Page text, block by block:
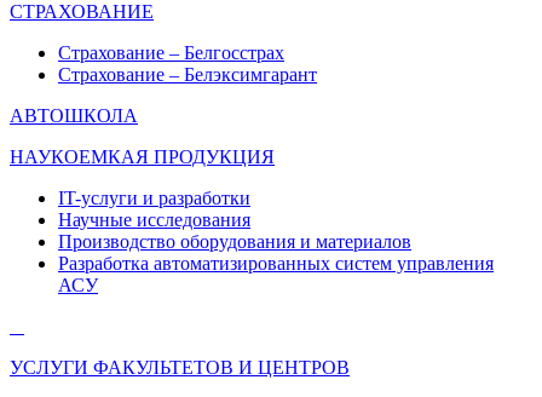
СТРАХОВАНИЕ
Страхование – Белгосстрах
Страхование – Белэксимгарант
АВТОШКОЛА
НАУКОЕМКАЯ ПРОДУКЦИЯ
IT-услуги и разработки
Научные исследования
Производство оборудования и материалов
Разработка автоматизированных систем управления
АСУ
УСЛУГИ ФАКУЛЬТЕТОВ И ЦЕНТРОВ